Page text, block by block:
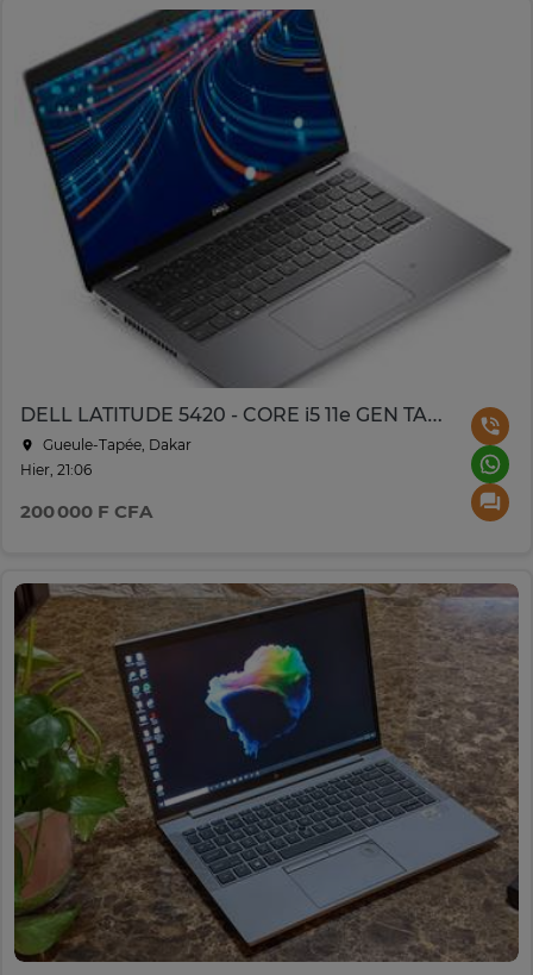
DELL LATITUDE 5420 - CORE i5 11e GEN TACTIL
Gueule-Tapée, Dakar
Hier, 21:06
200 000 F CFA